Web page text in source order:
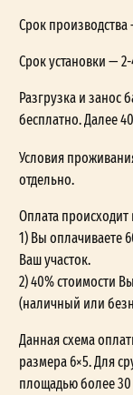
Срок производства
Срок установки —
Разгрузка и занос
бесплатно. Далее
Условия
отдельно.
Оплата происходит
1) Вы оплачиваете
Ваш участок.
2) 40% стоимости
(наличный или
Данная схема
размера 6×5. Для
площадью более 30